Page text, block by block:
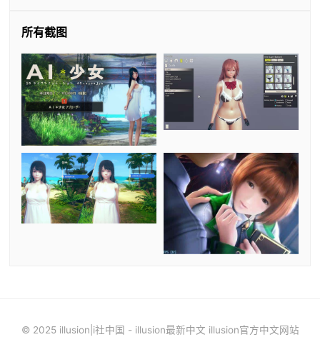
所有截图
© 2025 illusion|i社中国 - illusion最新中文 illusion官方中文网站